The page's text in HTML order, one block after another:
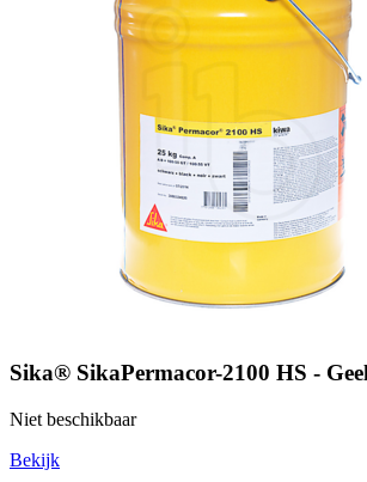
Sika® SikaPermacor-2100 HS -
Niet beschikbaar
Bekijk